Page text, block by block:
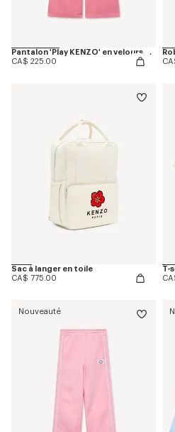
Pantalon 'Play KENZO' en velours côtelé
CA$ 225.00
Sac à langer en toile
CA$ 775.00
T-
Nouveauté